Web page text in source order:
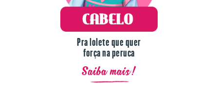
Pra lolete que quer
força na peruca
Saiba mais!